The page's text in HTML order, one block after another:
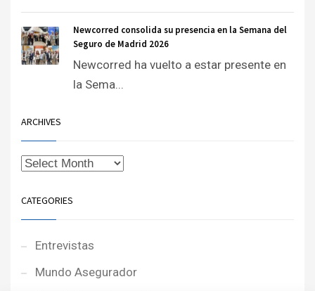
Newcorred consolida su presencia en la Semana del
Seguro de Madrid 2026
Newcorred ha vuelto a estar presente en
la Sema...
ARCHIVES
CATEGORIES
Entrevistas
Mundo Asegurador